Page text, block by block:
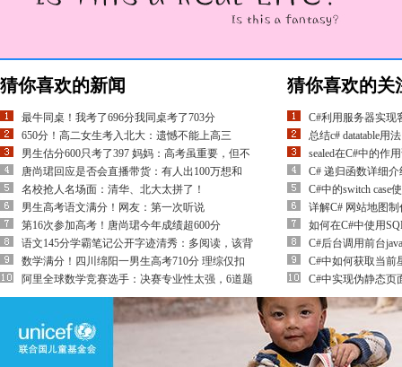
猜你喜欢的新闻
最牛同桌！我考了696分我同桌考了703分
650分！高二女生考入北大：遗憾不能上高三
男生估分600只考了397 妈妈：高考虽重要，但不
唐尚珺回应是否会直播带货：有人出100万想和
名校抢人名场面：清华、北大太拼了！
男生高考语文满分！网友：第一次听说
第16次参加高考！唐尚珺今年成绩超600分
语文145分学霸笔记公开字迹清秀：多阅读，该背
数学满分！四川绵阳一男生高考710分 理综仅扣
阿里全球数学竞赛选手：决赛专业性太强，6道题
猜你喜欢的关
C#利用服务器实现
总结c# datatable用法
sealed在C#中的作
C# 递归函数详细
C#中的switch case
详解C# 网站地图制
如何在C#中使用
C#后台调用前台
C#中如何获取当前
C#中实现伪静态页